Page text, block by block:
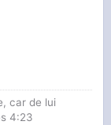
car de lui
4:23